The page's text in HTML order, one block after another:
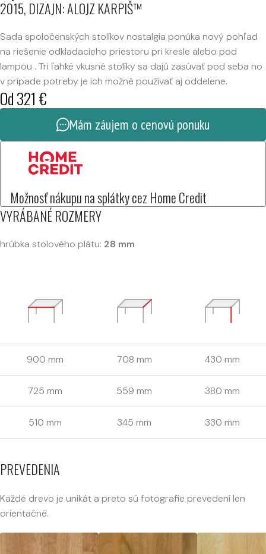
2015, DIZAJN: ALOJZ KARPIŠ™
Sada spoločenských stolíkov nostalgia ponúka nový pohľad
na riešenie odkladacieho priestoru pri kresle alebo pod
lampou . Tri ľahké vkusné stolíky sa dajú zasúvať pod seba no
v prípade potreby je ich možné používať aj oddelene.
Od321 €
Mám záujem o cenovú ponuku
Možnosť nákupu na splátky cez Home Credit
VYRÁBANÉ ROZMERY
hrúbka stolového plátu: 28 mm
900 mm 708 mm 430 mm
725 mm 559 mm 380 mm
510 mm 345 mm 330 mm
PREVEDENIA
Každé drevo je unikát a preto sú fotografie prevedení len
orientačné.